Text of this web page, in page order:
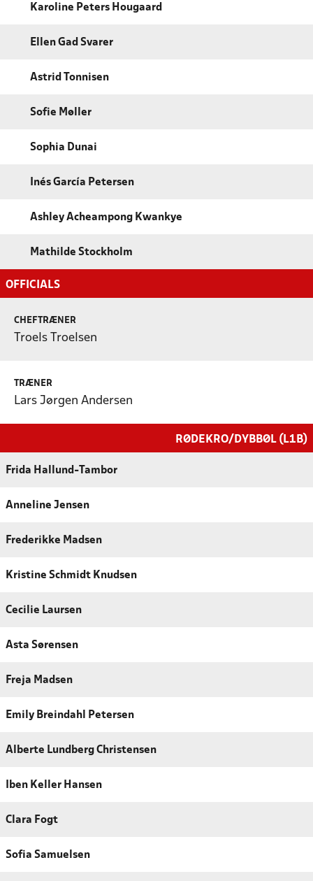
Karoline Peters Hougaard
Ellen Gad Svarer
Astrid Tonnisen
Sofie Møller
Sophia Dunai
Inés García Petersen
Ashley Acheampong Kwankye
Mathilde Stockholm
OFFICIALS
CHEFTRÆNER
Troels Troelsen
TRÆNER
Lars Jørgen Andersen
RØDEKRO/DYBBØL (L1B)
Frida Hallund-Tambor
Anneline Jensen
Frederikke Madsen
Kristine Schmidt Knudsen
Cecilie Laursen
Asta Sørensen
Freja Madsen
Emily Breindahl Petersen
Alberte Lundberg Christensen
Iben Keller Hansen
Clara Fogt
Sofia Samuelsen